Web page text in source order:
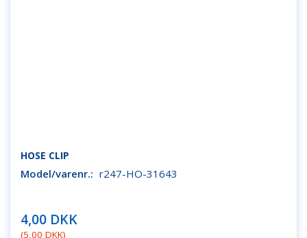
HOSE CLIP
Model/varenr.: r247-HO-31643
4,00 DKK
(5,00 DKK)